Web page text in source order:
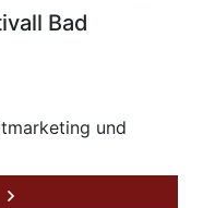
Bad
und